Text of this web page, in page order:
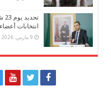
انتخابات
9 مارس، 2026